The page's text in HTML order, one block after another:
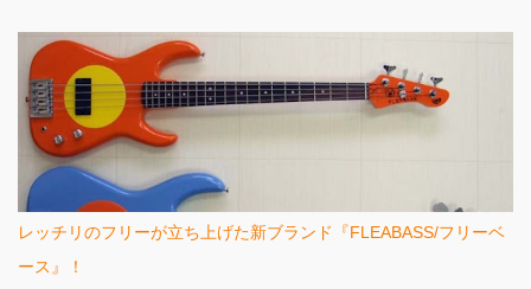
レッチリのフリーが立ち上げた新ブランド『FLEABASS/フリーベ
ース』！